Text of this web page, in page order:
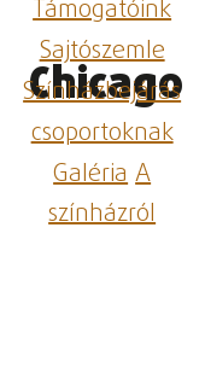
Támogatóink
Sajtószemle
Színházbejárás
csoportoknak
GalériaA
színházról
Chicago